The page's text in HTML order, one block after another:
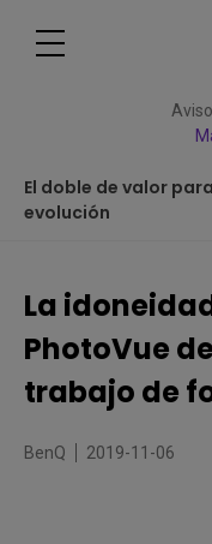
El doble de valor
evolución
Funciones
videografía
El doble de valor
La
PhotoVue
trabajo de
BenQ 2019-11-06